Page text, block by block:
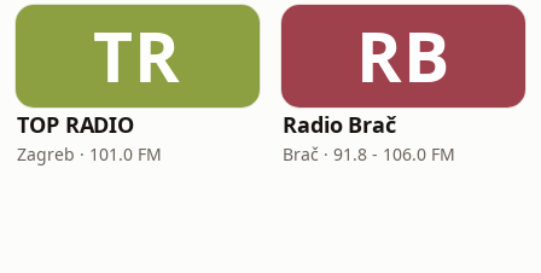
TR
TOP RADIO
Zagreb · 101.0 FM
RB
Radio Brač
Brač · 91.8 - 106.0 FM